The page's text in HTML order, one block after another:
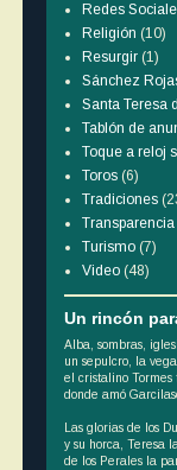
Redes
Religión (10)
Resurgir (1)
Sánchez
Santa Teresa
Tablón de
Toque a reloj
Toros (6)
Tradiciones
Turismo (7)
Video (48)
Un rincón
Alba, sombras,
un sepulcro, la vega
el cristalino Tormes
donde amó
Las glorias de los
y su horca, Teresa
de los Perales la